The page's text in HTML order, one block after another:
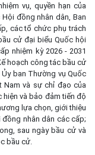
vụ, quyền hạn của
đồng nhân dân, Ban
các tổ chức phụ trách
cử đại biểu Quốc hội
nhiệm kỳ 2026 - 2031
hoạch công tác bầu cử
ban Thường vụ Quốc
Nam và sự chỉ đạo của
hiện và bảo đảm tiến độ
lựa chọn, giới thiệu
nhân dân các cấp;
sau ngày bầu cử và
bầu cử.